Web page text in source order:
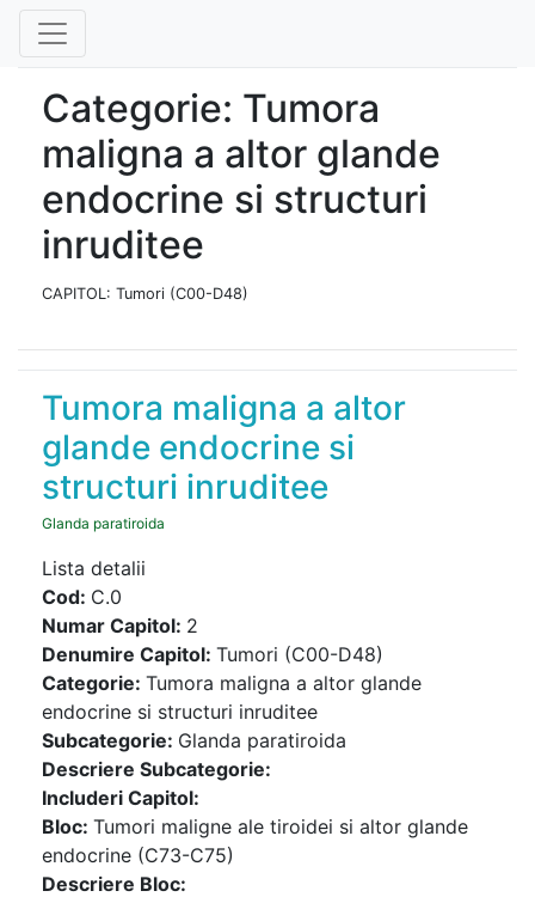
Categorie: Tumora
maligna a altor glande
endocrine si structuri
inruditee
CAPITOL: Tumori (C00-D48)
Tumora maligna a altor
glande endocrine si
structuri inruditee
Glanda paratiroida
Lista detalii
Cod: C.0
Numar Capitol: 2
Denumire Capitol: Tumori (C00-D48)
Categorie: Tumora maligna a altor glande
endocrine si structuri inruditee
Subcategorie: Glanda paratiroida
Descriere Subcategorie:
Includeri Capitol:
Bloc: Tumori maligne ale tiroidei si altor glande
endocrine (C73-C75)
Descriere Bloc: